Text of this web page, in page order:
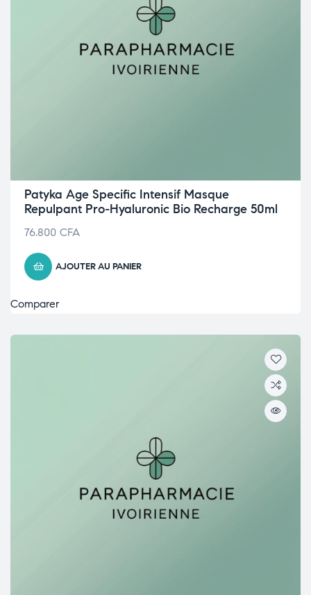
Patyka Age Specific Intensif Masque
Repulpant Pro-Hyaluronic Bio Recharge 50ml
76.800 CFA
AJOUTER AU PANIER
Comparer